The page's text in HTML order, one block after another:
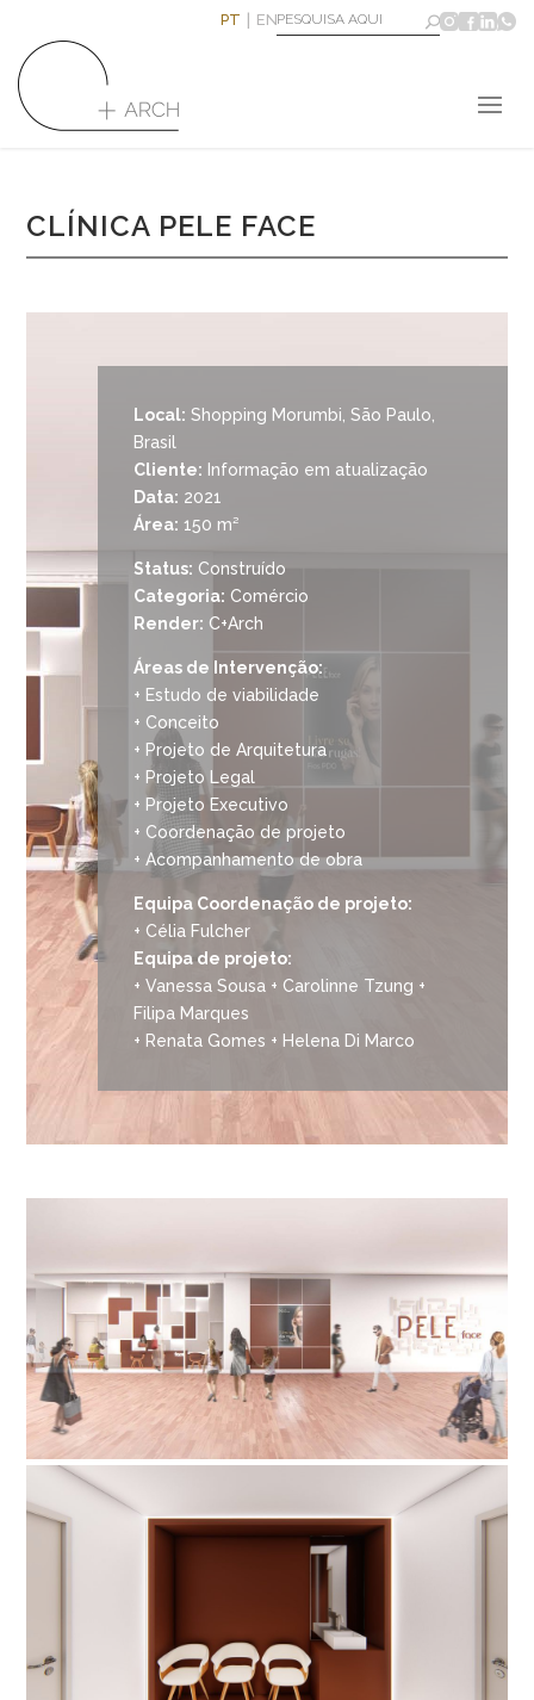
PT EN
CLÍNICA PELE FACE
Local: Shopping Morumbi, São Paulo,
Brasil
Cliente: Informação em atualização
Data: 2021
Área: 150 m²
Status: Construído
Categoria: Comércio
Render: C+Arch
Áreas de Intervenção:
+ Estudo de viabilidade
+ Conceito
+ Projeto de Arquitetura
+ Projeto Legal
+ Projeto Executivo
+ Coordenação de projeto
+ Acompanhamento de obra
Equipa Coordenação de projeto:
+ Célia Fulcher
Equipa de projeto:
+ Vanessa Sousa + Carolinne Tzung +
Filipa Marques
+ Renata Gomes + Helena Di Marco